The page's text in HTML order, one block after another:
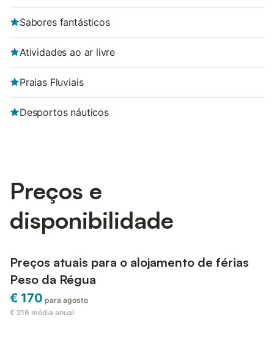
Sabores fantásticos
Atividades ao ar livre
Praias Fluviais
Desportos náuticos
Preços e
disponibilidade
Preços atuais para o alojamento de férias
Peso da Régua
€ 170 para agosto
€ 216 média anual